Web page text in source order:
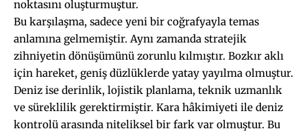
noktasını oluşturmuştur.
Bu karşılaşma, sadece yeni bir coğrafyayla temas
anlamına gelmemiştir. Aynı zamanda stratejik
zihniyetin dönüşümünü zorunlu kılmıştır. Bozkır aklı
için hareket, geniş düzlüklerde yatay yayılma olmuştur.
Deniz ise derinlik, lojistik planlama, teknik uzmanlık
ve süreklilik gerektirmiştir. Kara hâkimiyeti ile deniz
kontrolü arasında niteliksel bir fark var olmuştur. Bu